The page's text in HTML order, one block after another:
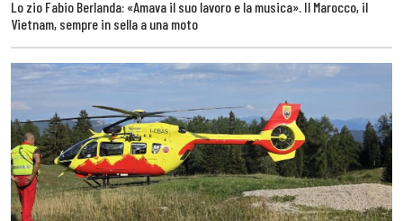
Lo zio Fabio Berlanda: «Amava il suo lavoro e la musica». Il Marocco, il
Vietnam, sempre in sella a una moto